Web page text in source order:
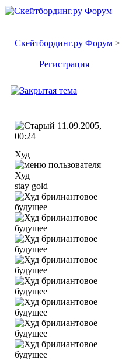
Скейтбординг.ру Форум >
Регистрация
11.09.2005,
00:24
Худ
stay gold